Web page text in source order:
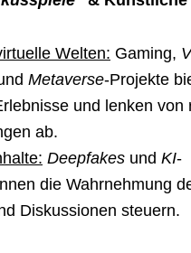
Welten: Gaming,
Metaverse-Projekte
und lenken von
ab.
Deepfakes und KI-
die Wahrnehmung
Diskussionen steuern.